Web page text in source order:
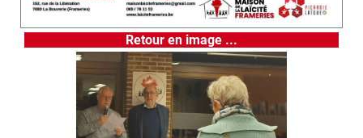
Retour en image ...